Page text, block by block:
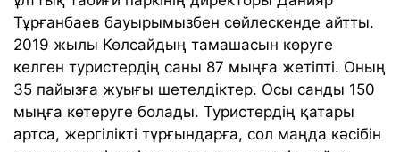
Тұрғанбаев бауырымызбен сөйлескенде айтты.
2019 жылы Көлсайдың тамашасын көруге
келген туристердің саны 87 мыңға жетіпті. Оның
35 пайызға жуығы шетелдіктер. Осы санды 150
мыңға көтеруге болады. Туристердің қатары
артса, жергілікті тұрғындарға, сол маңда кәсібін